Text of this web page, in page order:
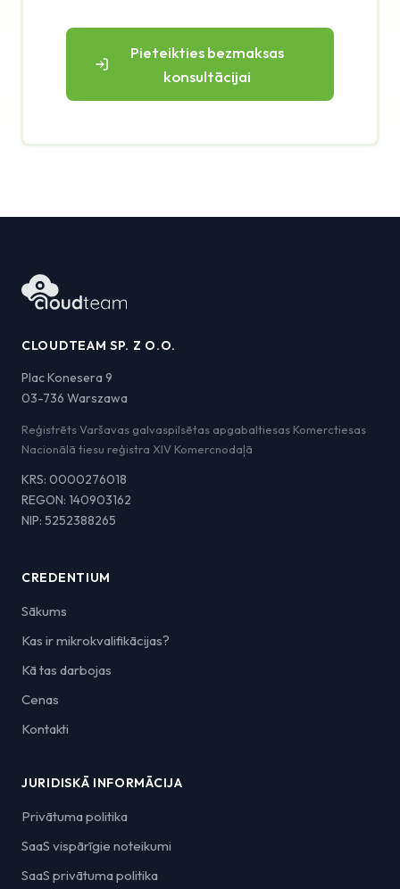
Pieteikties bezmaksas
konsultācijai
CLOUDTEAM SP. Z O.O.
Plac Konesera 9
03-736 Warszawa
Reģistrēts Varšavas galvaspilsētas apgabaltiesas Komerctiesas
Nacionālā tiesu reģistra XIV Komercnodaļā
KRS: 0000276018
REGON: 140903162
NIP: 5252388265
CREDENTIUM
Sākums
Kas ir mikrokvalifikācijas?
Kā tas darbojas
Cenas
Kontakti
JURIDISKĀ INFORMĀCIJA
Privātuma politika
SaaS vispārīgie noteikumi
SaaS privātuma politika